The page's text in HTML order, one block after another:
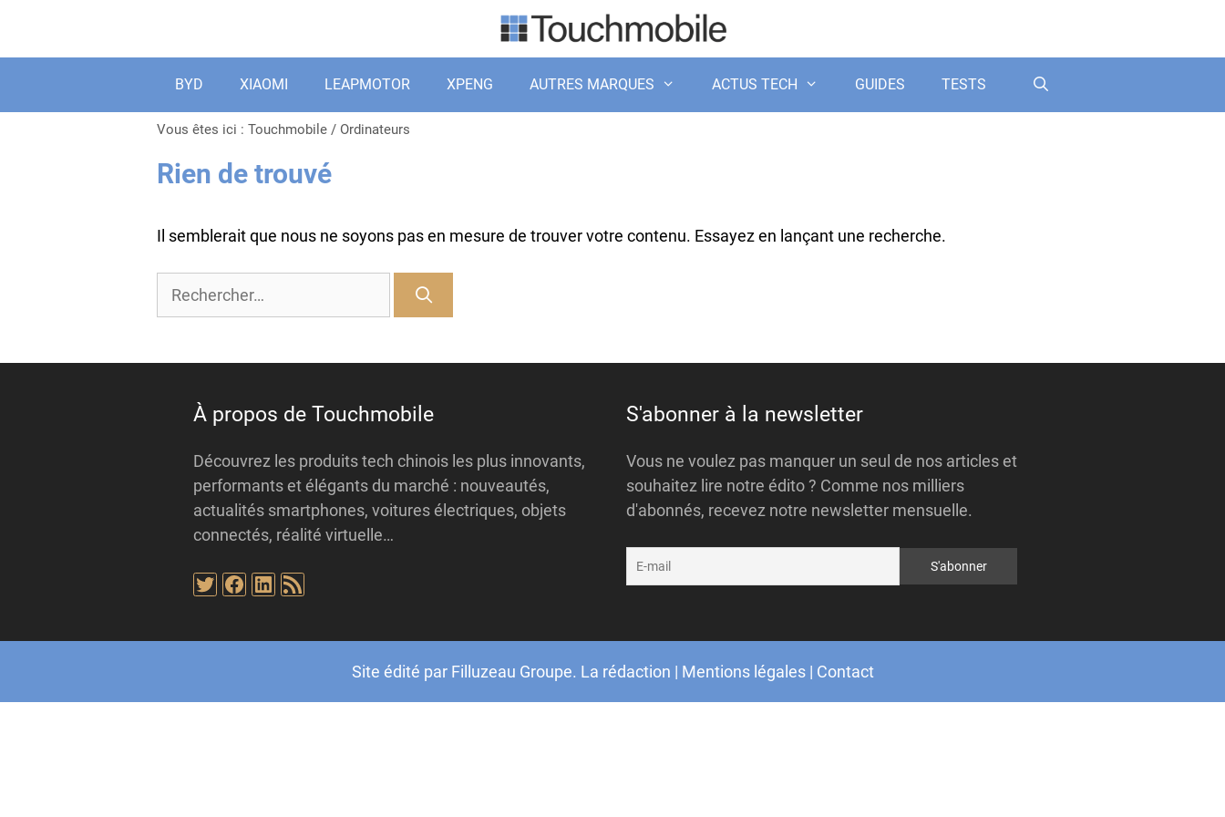
contenu
BYD XIAOMI LEAPMOTOR XPENG AUTRES MARQUES ACTUS TECH GUIDES TESTS
Vous êtes ici : Touchmobile / Ordinateurs
Rien de trouvé
Il semblerait que nous ne soyons pas en mesure de trouver votre contenu. Essayez en lançant une recherche.
Rechercher :
À propos de Touchmobile
Découvrez les produits tech chinois les plus innovants,
performants et élégants du marché : nouveautés,
actualités smartphones, voitures électriques, objets
connectés, réalité virtuelle…
Twitter
Facebook
LinkedIn
Flux RSS
S'abonner à la newsletter
Vous ne voulez pas manquer un seul de nos articles et
souhaitez lire notre édito ? Comme nos milliers
d'abonnés, recevez notre newsletter mensuelle.
Site édité par Filluzeau Groupe. La rédaction | Mentions légales| Contact